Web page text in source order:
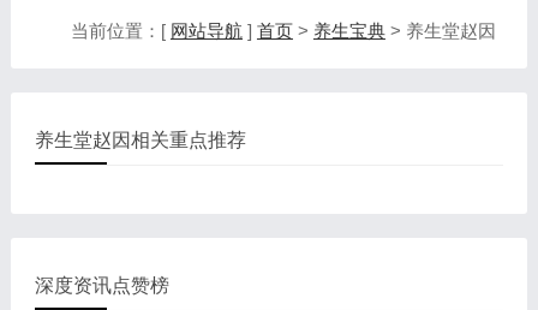
当前位置：[ 网站导航 ] 首页> 养生宝典> 养生堂赵因
养生堂赵因相关重点推荐
深度资讯点赞榜